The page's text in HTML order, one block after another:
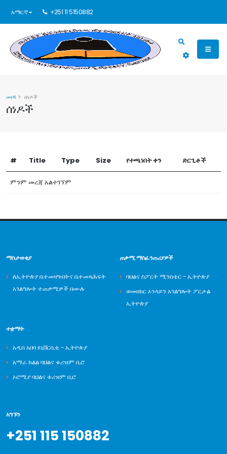
አማርኛ +251 11 5150882
ሰነዶች
መነሻ ሰነዶች
# Title Type Size የተጫነበት ቀን ድርጊቶች
ምንም መረጃ አልተገኘም
ማስታወቂያ
ለኢትዮጵያ ቤተመዛግብትና ቤተመጻሕፍት
አገልግሎት ተጠቃሚዎች በሙሉ
ጠቃሚ ማስፈንጠሪያዎች
ባህልና ስፖርት ሚንስቴር - ኢትዮጵያ
ወመዘክር ኦንላይን አገልግሎት ፖርታል
ኢትዮጵያ
ተቋማት
አዲስ አበባ ዩኒቨርሲቲ - ኢትዮጵያ
አማራ ክልል ባህልና ቱሪዝም ቢሮ
ኦሮሚያ ባህልና ቱሪዝም ቢሮ
አግኙን
+251 115 150882